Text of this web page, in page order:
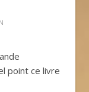
point ce livre